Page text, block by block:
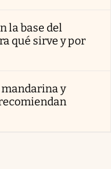
la base del
qué sirve y por
y